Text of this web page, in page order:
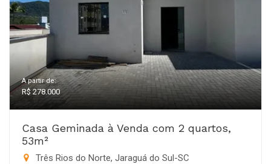
A partir de:
R$ 278.000
Casa Geminada à Venda com 2 quartos,
53m²
Três Rios do Norte, Jaraguá do Sul-SC